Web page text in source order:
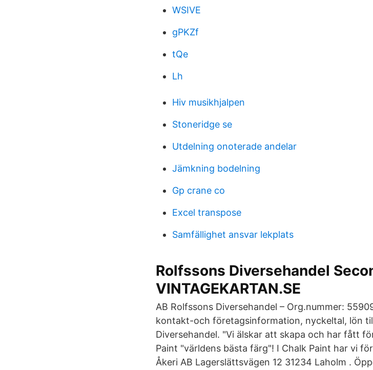
WSIVE
gPKZf
tQe
Lh
Hiv musikhjalpen
Stoneridge se
Utdelning onoterade andelar
Jämkning bodelning
Gp crane co
Excel transpose
Samfällighet ansvar lekplats
Rolfssons Diversehandel
VINTAGEKARTAN.SE
AB Rolfssons Diversehandel – Org.nummer:
kontakt-och företagsinformation, nyckeltal, lön
Diversehandel. "Vi älskar att skapa och har fått
Paint "världens bästa färg"! I Chalk Paint har vi
Åkeri AB Lagerslättsvägen 12 31234 Laholm .